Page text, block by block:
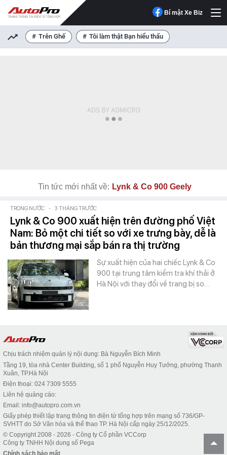
Bí mật Xe Biz
Trên Ghế Tôi làm thật Bạn hiểu thấu
Tin tức mới nhất về: Lynk & Co 900 Geely
TRONG NƯỚC - 3 THÁNG TRƯỚC
Lynk & Co 900 xuất hiện trên đường phố Việt
Nam: Bỏ một chi tiết so với xe trưng bày, dễ là
bản thương mại sắp bán ra thị trường
Sự xuất hiện của hai chiếc Lynk & Co
900 tại trung tâm kiểm tra khí thải ở
Hà Nội với thay đổi về trang bị so…
Chịu trách nhiệm quản lý nội dung: Bà Nguyễn Bích Minh
Tầng 19, tòa nhà Center Building, số 1 phố Nguyễn Huy Tưởng, phường Thanh
Xuân, TP.Hà Nội
Điện thoại: 024 7309 5555
Liên hệ quảng cáo:
Email: info@autopro.com.vn
Giấy phép thiết lập trang thông tin điện tử tổng hợp trên mạng số 736/GP-
SVHTT do Sở Văn hóa và thể thao TP. Hà Nội cấp ngày 25/12/2025.
© Copyright 2008 - 2026 - Công ty Cổ phần VCCorp
Công ty TNHH Nội dung số Pega
Chính sách bảo mật